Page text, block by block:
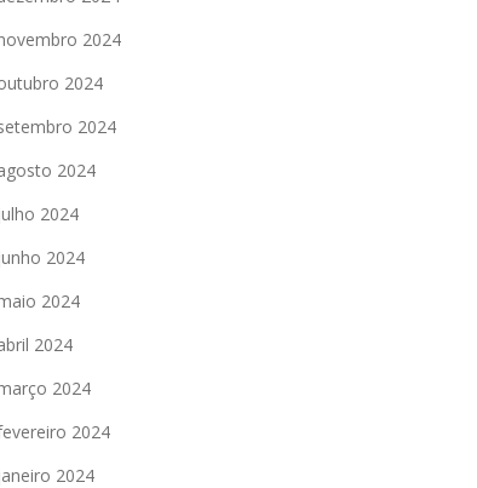
2024
2024
2024
2024
2024
2024
2024
2024
2024
2024
2024